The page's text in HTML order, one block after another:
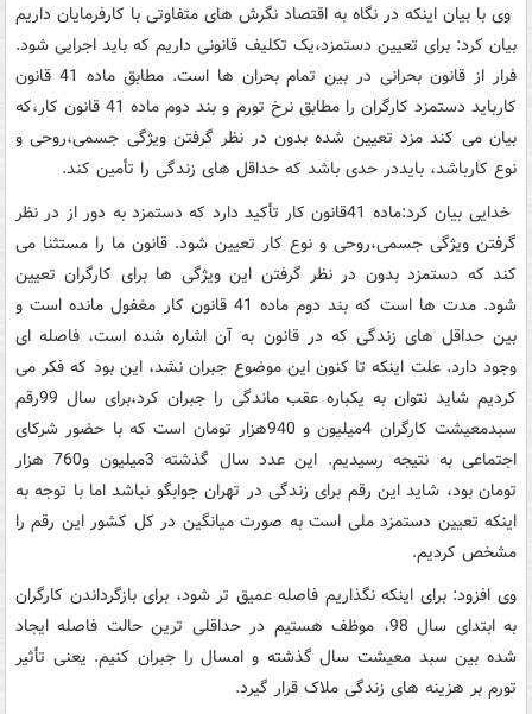
وی با بیان اینکه در نگاه به اقتصاد نگرش های متفاوتی با کارفرمایان داریم
بیان کرد: برای تعیین دستمزد،یک تکلیف قانونی داریم که باید اجرایی شود.
فرار از قانون بحرانی در بین تمام بحران ها است. مطابق ماده 41 قانون
کارباید دستمزد کارگران را مطابق نرخ تورم و بند دوم ماده 41 قانون کار،که
بیان می کند مزد تعیین شده بدون در نظر گرفتن ویژگی جسمی،روحی و
نوع کارباشد، بایددر حدی باشد که حداقل های زندگی را تأمین کند.
خدایی بیان کرد:ماده 41قانون کار تأکید دارد که دستمزد به دور از در نظر
گرفتن ویژگی جسمی،روحی و نوع کار تعیین شود. قانون ما را مستثنا می
کند که دستمزد بدون در نظر گرفتن این ویژگی ها برای کارگران تعیین
شود. مدت ها است که بند دوم ماده 41 قانون کار مغفول مانده است و
بین حداقل های زندگی که در قانون به آن اشاره شده است، فاصله ای
وجود دارد. علت اینکه تا کنون این موضوع جبران نشد، این بود که فکر می
کردیم شاید نتوان به یکباره عقب ماندگی را جبران کرد،برای سال 99رقم
سبدمعیشت کارگران 4میلیون و 940هزار تومان است که با حضور شرکای
اجتماعی به نتیجه رسیدیم. این عدد سال گذشته 3میلیون و760 هزار
تومان بود، شاید این رقم برای زندگی در تهران جوابگو نباشد اما با توجه به
اینکه تعیین دستمزد ملی است به صورت میانگین در کل کشور این رقم را
مشخص کردیم.
وی افزود: برای اینکه نگذاریم فاصله عمیق تر شود، برای بازگرداندن کارگران
به ابتدای سال 98، موظف هستیم در حداقلی ترین حالت فاصله ایجاد
شده بین سبد معیشت سال گذشته و امسال را جبران کنیم. یعنی تأثیر
تورم بر هزینه های زندگی ملاک قرار گیرد.